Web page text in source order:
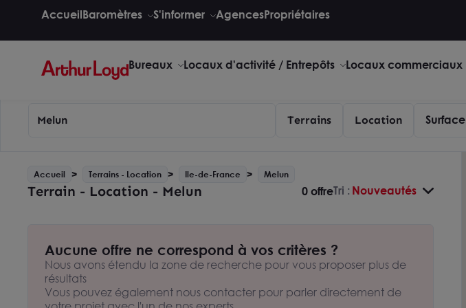
AccueilBaromètres S'informer AgencesPropriétaires
Bureaux Locaux d'activité / Entrepôts Locaux commerciaux
Melun Terrains Location Surface
Accueil Terrains - Location Ile-de-France Melun
Terrain - Location - Melun 0 offreTri : Nouveautés
Aucune offre ne correspond à vos critères ?
Nous avons étendu la zone de recherche pour vous proposer plus de
résultats
Vous pouvez également nous contacter pour parler directement de